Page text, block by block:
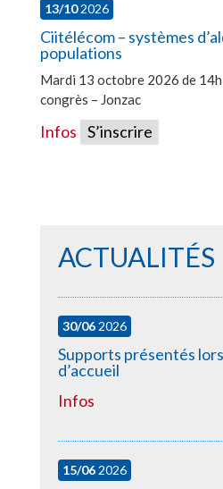
13/102026
Ciitélécom – systèmes
populations
Mardi 13 octobre 2026 de 14h
congrès – Jonzac
Infos S’inscrire
ACTUALITÉS
30/062026
Supports présentés
d’accueil
Infos
15/062026